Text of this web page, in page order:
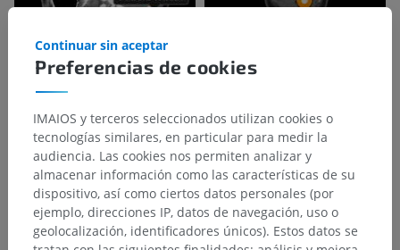
Preferencias de cookies
Continuar sin aceptar
IMAIOS y terceros seleccionados utilizan cookies o
tecnologías similares, en particular para medir la
audiencia. Las cookies nos permiten analizar y
almacenar información como las características de su
dispositivo, así como ciertos datos personales (por
ejemplo, direcciones IP, datos de navegación, uso o
geolocalización, identificadores únicos). Estos datos se